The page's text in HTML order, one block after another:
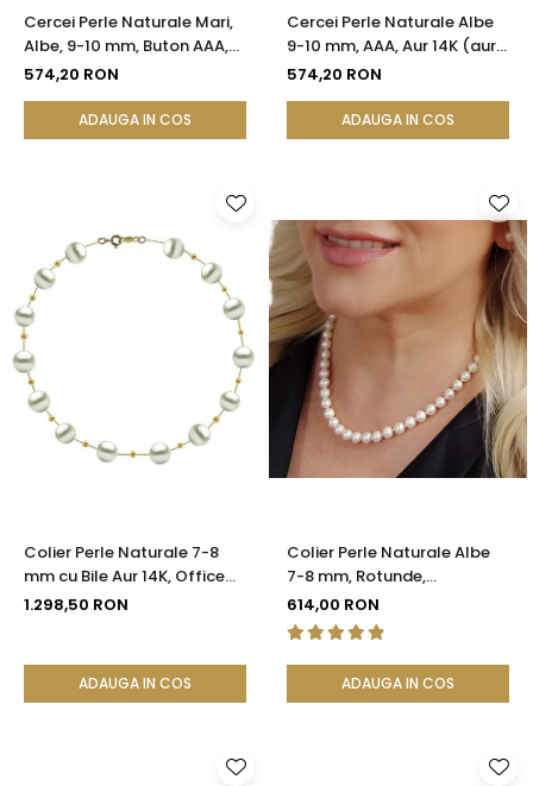
Cercei Perle Naturale Mari,
Albe, 9-10 mm, Buton AAA,
Aur 14K (aur 585), Tip Șurub |
574,20 RON
ADAUGA IN COS
Cercei Perle Naturale Albe
9-10 mm, AAA, Aur 14K (aur
585), Tip Șurub cu Fluturași
574,20 RON
ADAUGA IN COS
Colier Perle Naturale 7-8
mm cu Bile Aur 14K, Office
Elegant | KASKADDA®
1.298,50 RON
ADAUGA IN COS
Colier Perle Naturale Albe
7-8 mm, Rotunde,
Închizătoare Argint 925 |
KASKADDA®
614,00 RON
ADAUGA IN COS